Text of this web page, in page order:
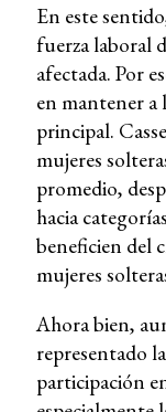
En este
fuerza laboral
afectada. Por
en mantener
principal.
mujeres
promedio,
hacia
beneficien del
mujeres
Ahora bien,
representado
participación